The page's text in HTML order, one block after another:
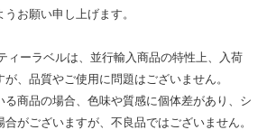
お願い申し上げます。
ィーラベルは、並行輸入商品の特性上、入荷
、品質やご使用に問題はございません。
商品の場合、色味や質感に個体差があり、シ
がございますが、不良品ではございません。